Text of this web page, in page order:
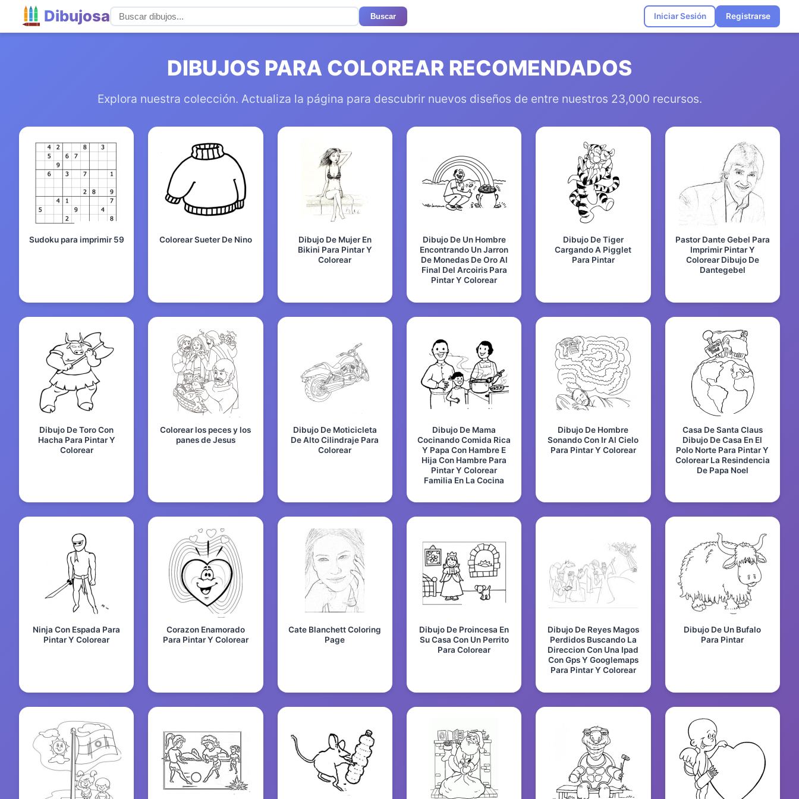
Dibujosa Buscar Iniciar Sesión Registrarse
DIBUJOS PARA COLOREAR RECOMENDADOS
Explora nuestra colección. Actualiza la página para descubrir nuevos diseños de entre nuestros 23,000 recursos.
Sudoku para imprimir 59 Colorear Sueter De Nino
Dibujo De Mujer En
Bikini Para Pintar Y
Colorear
Dibujo De Un Hombre
Encontrando Un Jarron
De Monedas De Oro Al
Final Del Arcoiris Para
Pintar Y Colorear
Dibujo De Tiger
Cargando A Pigglet
Para Pintar
Pastor Dante Gebel Para
Imprimir Pintar Y
Colorear Dibujo De
Dantegebel
Dibujo De Toro Con
Hacha Para Pintar Y
Colorear
Colorear los peces y los
panes de Jesus
Dibujo De Moticicleta
De Alto Cilindraje Para
Colorear
Dibujo De Mama
Cocinando Comida Rica
Y Papa Con Hambre E
Hija Con Hambre Para
Pintar Y Colorear
Familia En La Cocina
Dibujo De Hombre
Sonando Con Ir Al Cielo
Para Pintar Y Colorear
Casa De Santa Claus
Dibujo De Casa En El
Polo Norte Para Pintar Y
Colorear La Resindencia
De Papa Noel
Ninja Con Espada Para
Pintar Y Colorear
Corazon Enamorado
Para Pintar Y Colorear
Cate Blanchett Coloring
Page
Dibujo De Proincesa En
Su Casa Con Un Perrito
Para Colorear
Dibujo De Reyes Magos
Perdidos Buscando La
Direccion Con Una Ipad
Con Gps Y Googlemaps
Para Pintar Y Colorear
Dibujo De Un Bufalo
Para Pintar